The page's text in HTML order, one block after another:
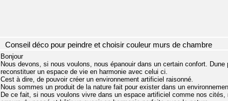
Conseil déco pour peindre et choisir couleur murs de chambre
Bonjour
Nous devons, si nous voulons, nous épanouir dans un certain confort. Dune
reconstituer un espace de vie en harmonie avec celui ci.
Cest à dire, de pouvoir créer un environnement artificiel raisonné.
Nous sommes un produit de la nature fait pour exister dans un
De ce fait, si nous voulons vivre dans un espace artificiel comme nos